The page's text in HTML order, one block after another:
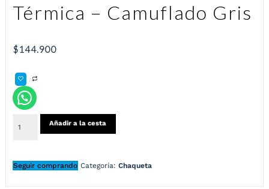
Térmica – Camuflado Gris
$144.900
Añadir a la cesta
Seguir comprando Categoría: Chaqueta